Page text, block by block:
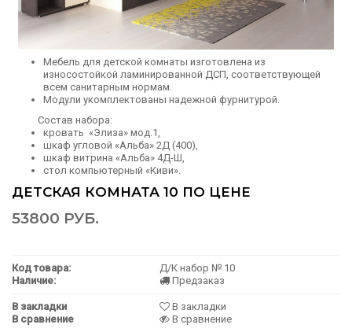
ДЕТСКАЯ КОМНАТА 10 ПО ЦЕНЕ
53800 РУБ.
Код товара:
Д/К набор № 10
Наличие:
Предзаказ
В закладки
В закладки
В сравнение
В сравнение
Мебель для детской комнаты изготовлена из
износостойкой ламинированной ДСП, соответствующей
всем санитарным нормам.
Модули укомплектованы надежной фурнитурой.
Состав набора:
кровать «Элиза» мод.1,
шкаф угловой «Альба» 2Д (400),
шкаф витрина «Альба» 4Д-Ш,
стол компьютерный «Киви».